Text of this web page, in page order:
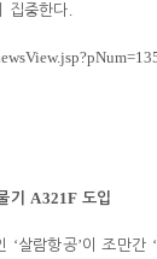
집중한다.
기 A321F 도입
‘살람항공’이 조만간